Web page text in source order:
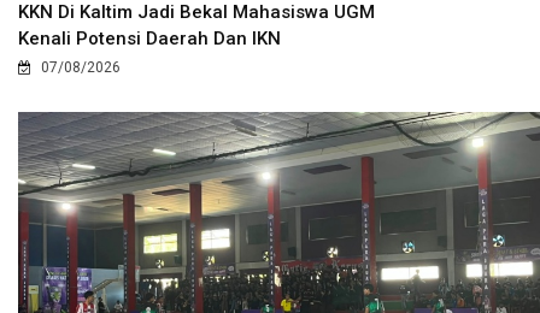
KKN Di Kaltim Jadi Bekal Mahasiswa UGM
Kenali Potensi Daerah Dan IKN
07/08/2026